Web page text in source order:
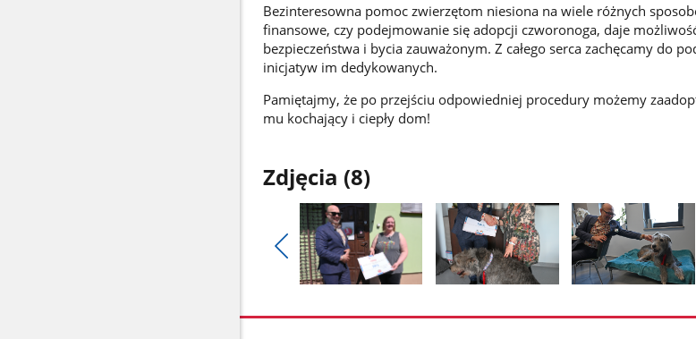
Bezinteresowna pomoc zwierzętom niesiona na wiele różnych
finansowe, czy podejmowanie się adopcji czworonoga, daje
bezpieczeństwa i bycia zauważonym. Z całego serca zachęcamy do
inicjatyw im dedykowanych.
Pamiętajmy, że po przejściu odpowiedniej procedury możemy
mu kochający i ciepły dom!
Zdjęcia (8)
Pokaż
poprzednie